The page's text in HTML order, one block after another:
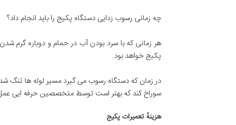
چه زمانی رسوب زدایی دستگاه پکیج را باید انجام داد؟
هر زمانی که با سرد بودن آب در حمام و دوباره گرم
پکیج خواهد بود.
در زمان که دستگاه رسوب می گیرد مسیر لوله ها تنگ
سوراخ کند که بهتر است توسط متخصصین حرفه ایی
هزینهٔ تعمیرات پکیج